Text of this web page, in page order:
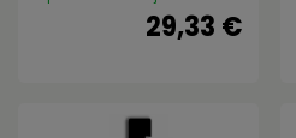
29,33 €